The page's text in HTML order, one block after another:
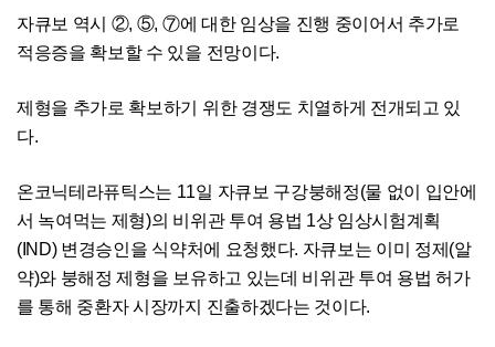
자큐보 역시 ②, ⑤, ⑦에 대한 임상을 진행 중이어서 추가로
적응증을 확보할 수 있을 전망이다.
제형을 추가로 확보하기 위한 경쟁도 치열하게 전개되고 있
다.
온코닉테라퓨틱스는 11일 자큐보 구강붕해정(물 없이 입안에
서 녹여먹는 제형)의 비위관 투여 용법 1상 임상시험계획
(IND) 변경승인을 식약처에 요청했다. 자큐보는 이미 정제(알
약)와 붕해정 제형을 보유하고 있는데 비위관 투여 용법 허가
를 통해 중환자 시장까지 진출하겠다는 것이다.